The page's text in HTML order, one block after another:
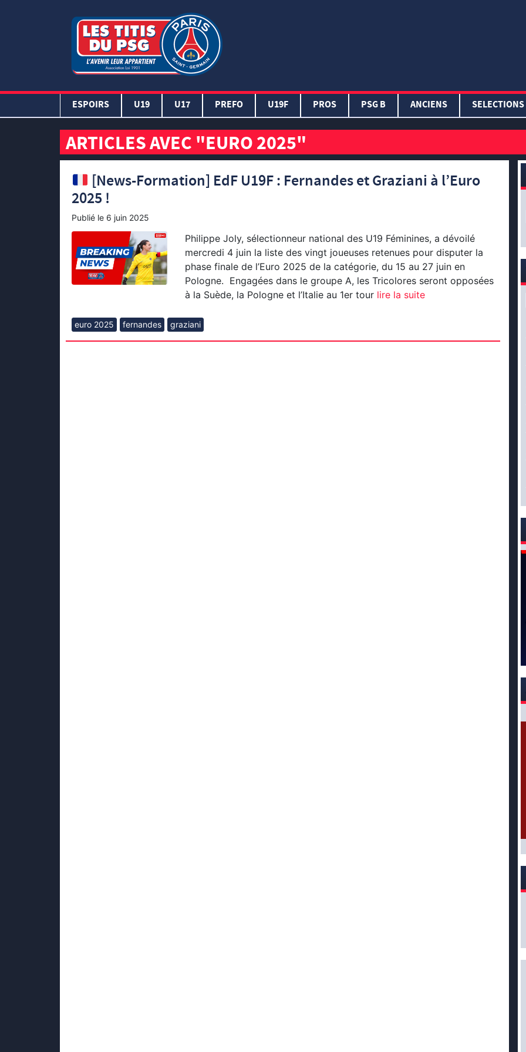
ESPOIRS U19 U17 PREFO U19F PROS PSG B ANCIENS SELECTIONS
ARTICLES AVEC "EURO 2025"
[News-Formation] EdF U19F : Fernandes et Graziani à l’Euro
2025 !
Publié le 6 juin 2025
Philippe Joly, sélectionneur national des U19 Féminines, a dévoilé
mercredi 4 juin la liste des vingt joueuses retenues pour disputer la
phase finale de l’Euro 2025 de la catégorie, du 15 au 27 juin en
Pologne. Engagées dans le groupe A, les Tricolores seront opposées
à la Suède, la Pologne et l’Italie au 1er tourlire la suite
euro 2025 fernandes graziani